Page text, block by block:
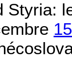
Styria: